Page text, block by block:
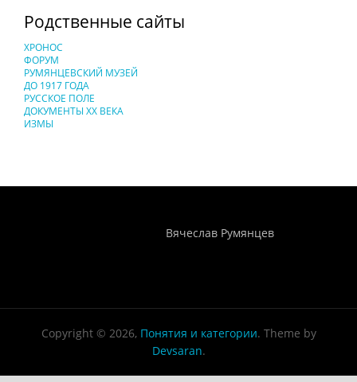
Родственные сайты
ХРОНОС
ФОРУМ
РУМЯНЦЕВСКИЙ МУЗЕЙ
ДО 1917 ГОДА
РУССКОЕ ПОЛЕ
ДОКУМЕНТЫ XX ВЕКА
ИЗМЫ
Вячеслав Румянцев
Copyright © 2026, Понятия и категории. Theme by
Devsaran.